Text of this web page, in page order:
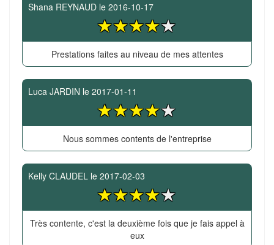
Shana REYNAUD le 2016-10-17
Prestations faites au niveau de mes attentes
Luca JARDIN le 2017-01-11
Nous sommes contents de l'entreprise
Kelly CLAUDEL le 2017-02-03
Très contente, c'est la deuxième fois que je fais appel à
eux